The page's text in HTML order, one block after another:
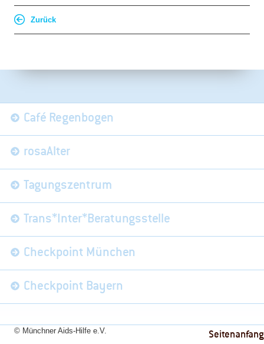
Zurück
überspringenCafé Regenbogen
rosaAlter
Tagungszentrum
Trans*Inter*Beratungsstelle
Checkpoint München
Checkpoint Bayern
Seitenanfang
© Münchner Aids-Hilfe e.V.